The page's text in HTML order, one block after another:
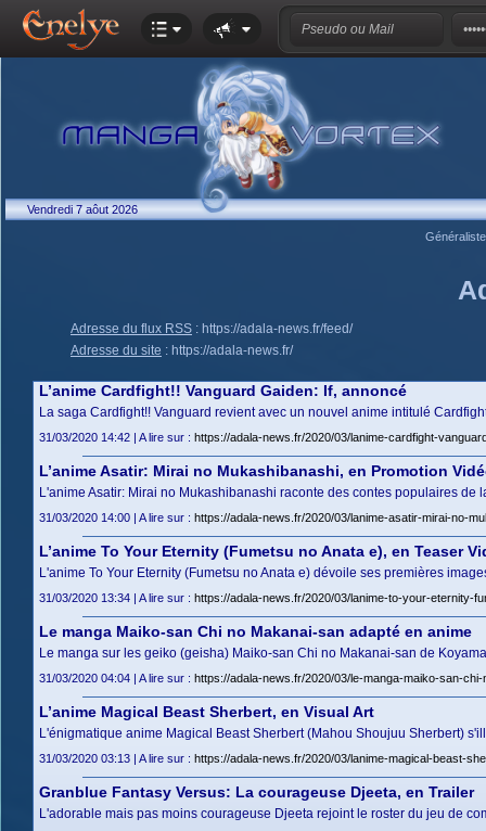
Vendredi 7 aôut 2026
Adresse du flux RSS : https://adala-news.fr/feed/
Adresse du site : https://adala-news.fr/
L’anime Cardfight!! Vanguard Gaiden: If, annoncé
La saga Cardfight!! Vanguard revient avec un nouvel anime intitulé
31/03/2020 14:42 | A lire sur : https://adala-news.fr/2020/03/lanime-cardfight-
L’anime Asatir: Mirai no Mukashibanashi, en Promotion
L'anime Asatir: Mirai no Mukashibanashi raconte des contes populaires
31/03/2020 14:00 | A lire sur : https://adala-news.fr/2020/03/lanime-asatir-mirai-no-
L’anime To Your Eternity (Fumetsu no Anata e), en Teaser
L'anime To Your Eternity (Fumetsu no Anata e) dévoile ses premières
31/03/2020 13:34 | A lire sur : https://adala-news.fr/2020/03/lanime-to-your-eternity-
Le manga Maiko-san Chi no Makanai-san adapté en anime
Le manga sur les geiko (geisha) Maiko-san Chi no Makanai-san de
31/03/2020 04:04 | A lire sur : https://adala-news.fr/2020/03/le-manga-maiko-san-
L’anime Magical Beast Sherbert, en Visual Art
L'énigmatique anime Magical Beast Sherbert (Mahou Shoujuu Sherbert)
31/03/2020 03:13 | A lire sur : https://adala-news.fr/2020/03/lanime-magical-beast-
Granblue Fantasy Versus: La courageuse Djeeta, en Trailer
L'adorable mais pas moins courageuse Djeeta rejoint le roster du jeu de